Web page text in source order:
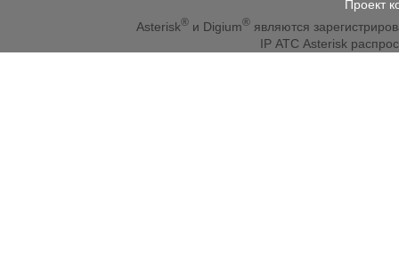
Проект
Asterisk® и Digium® являются
IP АТС Asterisk